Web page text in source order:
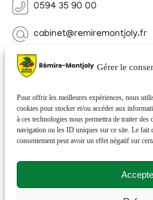
Gérer le
Pour offrir les meilleures expériences, nous
cookies pour stocker et/ou accéder aux
à ces technologies nous permettra de traiter des
navigation ou les ID uniques sur ce site. Le fait
consentement peut avoir un effet négatif sur
0594 35 90 00
cabinet@remiremontjoly.fr
Newsletter
nouvelles de votre commune.